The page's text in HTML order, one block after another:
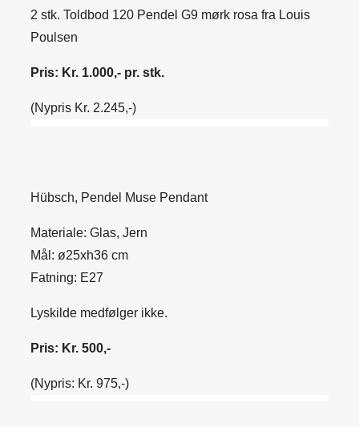
2 stk. Toldbod 120 Pendel G9 mørk rosa fra Louis
Poulsen
Pris: Kr. 1.000,- pr. stk.
(Nypris Kr. 2.245,-)
Hübsch, Pendel Muse Pendant
Materiale: Glas, Jern
Mål: ø25xh36 cm
Fatning: E27
Lyskilde medfølger ikke.
Pris: Kr. 500,-
(Nypris: Kr. 975,-)